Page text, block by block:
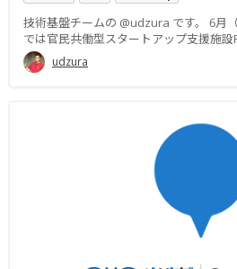
技術基盤チームの @udzura です。 6月
では官民共働型スタートアップ支援施
udzura